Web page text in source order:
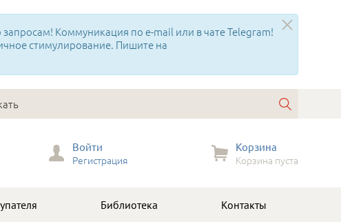
Коммуникация по e-mail или в чате Telegram!
стимулирование. Пишите на
Войти
Регистрация
Корзина
Корзина пуста
Библиотека Контакты